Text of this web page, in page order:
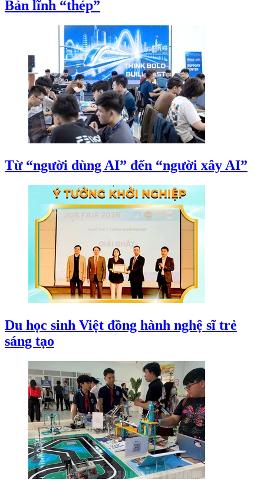
Bản lĩnh “thép”
Từ “người dùng AI” đến “người xây AI”
Du học sinh Việt đồng hành nghệ sĩ trẻ
sáng tạo